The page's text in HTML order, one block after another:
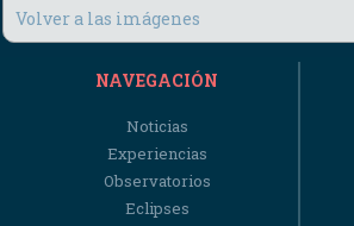
Volver a las imágenes
NAVEGACIÓN
Noticias
Experiencias
Observatorios
Eclipses